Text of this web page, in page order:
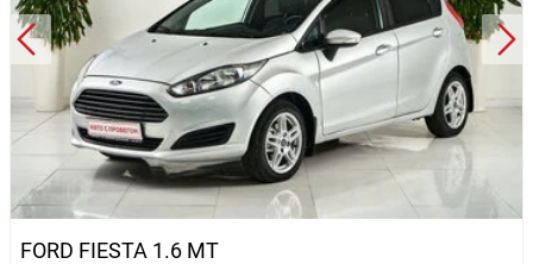
FORD FIESTA 1.6 MT